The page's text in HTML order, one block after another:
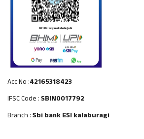
Acc No :42165318423
IFSC Code :SBIN0017792
Branch :Sbi bank ESI kalaburagi